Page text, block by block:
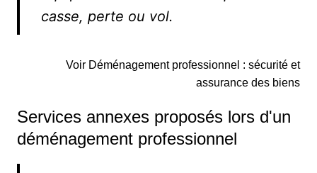
casse, perte ou vol.
Voir Déménagement professionnel : sécurité et
assurance des biens
Services annexes proposés lors d'un
déménagement professionnel